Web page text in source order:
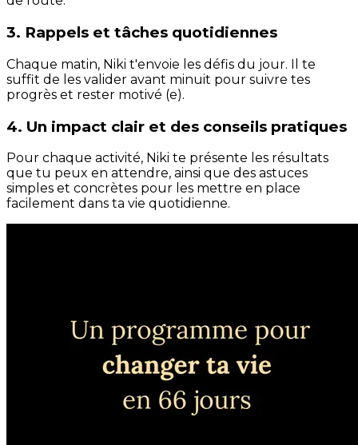
3. Rappels et tâches quotidiennes
Chaque matin, Niki t'envoie les défis du jour. Il te
suffit de les valider avant minuit pour suivre tes
progrès et rester motivé (e).
4. Un impact clair et des conseils pratiques
Pour chaque activité, Niki te présente les résultats
que tu peux en attendre, ainsi que des astuces
simples et concrètes pour les mettre en place
facilement dans ta vie quotidienne.